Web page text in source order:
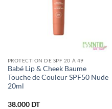
PROTECTION DE SPF 20 À 49
Babé Lip & Cheek Baume
Touche de Couleur SPF50 Nude
20ml
38.000 DT